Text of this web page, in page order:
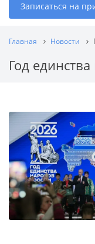
Записаться на
Главная Новости
Год